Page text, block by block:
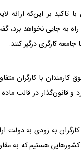
بر این‌که ارائه
است و راه به جایی نخواهد برد،
کارگری درگیر کنند.
با کارگران
مواد ۴۱ و ۱۶۷ قانون کار برای تعیین مزد کارگران به زودی به
هستیم که به